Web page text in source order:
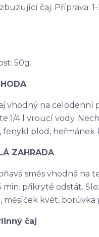
čaj. Příprava:
50g.
vhodný na celodenní
1/4 l vroucí vody.
fenykl plod, heřmánek
ZAHRADA
směs vhodná na
min. přikryté odstát.
měsíček květ, borůvka
čaj